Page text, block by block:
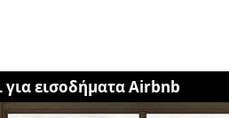
για εισοδήματα Airbnb